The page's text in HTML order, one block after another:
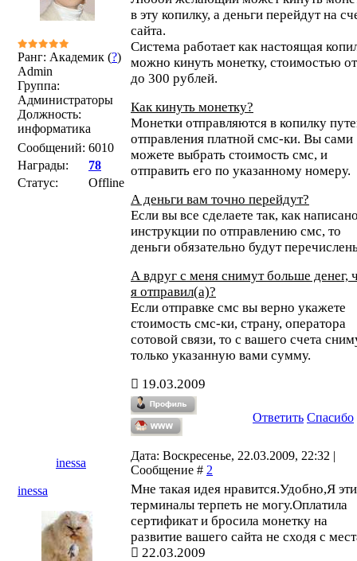
Ранг: Академик (?)
Admin
Группа:
Администраторы
Должность:
информатика
Сообщений: 6010
Награды:
78
Статус:
Offline
в эту копилку, а деньги перейдут на
сайта.
Система работает как настоящая
можно кинуть монетку, стоимостью
до 300 рублей.
Как кинуть монетку?
Монетки отправляются в копилку
отправления платной смс-ки. Вы сами
можете выбрать стоимость смс, и
отправить его по указанному номеру.
А деньги вам точно перейдут?
Если вы все сделаете так, как
инструкции по отправлению смс, то
деньги обязательно будут
А вдруг с меня снимут больше денег,
я отправил(а)?
Если отправке смс вы верно укажете
стоимость смс-ки, страну, оператора
сотовой связи, то с вашего счета
только указанную вами сумму.
19.03.2009
Ответить Спасибо
inessa
Дата: Воскресенье, 22.03.2009, 22:32 |
Сообщение # 2
inessa
Мне такая идея нравится.Удобно,Я эти
терминалы терпеть не могу.Оплатила
сертификат и бросила монетку на
развитие вашего сайта не сходя с
22.03.2009